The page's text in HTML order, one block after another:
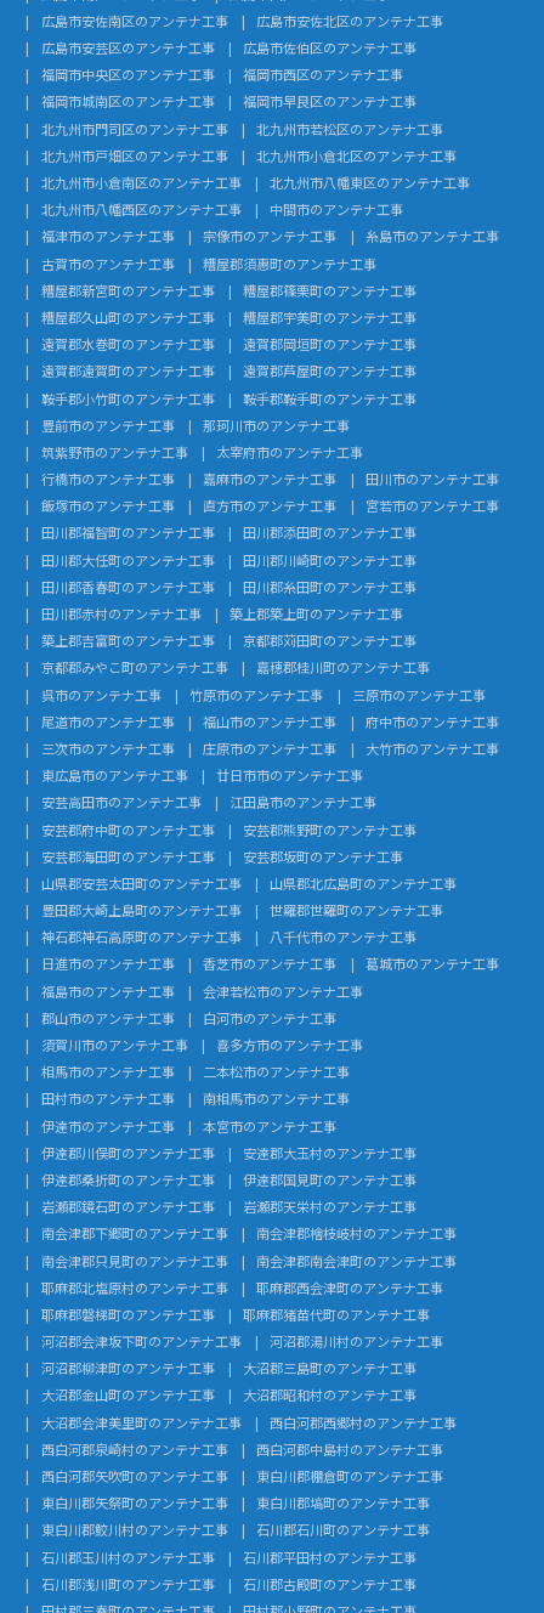
広島市安佐南区のアンテナ工事
広島市安佐北区のアンテナ工事
広島市安芸区のアンテナ工事
広島市佐伯区のアンテナ工事
福岡市中央区のアンテナ工事
福岡市西区のアンテナ工事
福岡市城南区のアンテナ工事
福岡市早良区のアンテナ工事
北九州市門司区のアンテナ工事
北九州市若松区のアンテナ工事
北九州市戸畑区のアンテナ工事
北九州市小倉北区のアンテナ工事
北九州市小倉南区のアンテナ工事
北九州市八幡東区のアンテナ工事
北九州市八幡西区のアンテナ工事
中間市のアンテナ工事
福津市のアンテナ工事
宗像市のアンテナ工事
糸島市のアンテナ工事
古賀市のアンテナ工事
糟屋郡須惠町のアンテナ工事
糟屋郡新宮町のアンテナ工事
糟屋郡篠栗町のアンテナ工事
糟屋郡久山町のアンテナ工事
糟屋郡宇美町のアンテナ工事
遠賀郡水巻町のアンテナ工事
遠賀郡岡垣町のアンテナ工事
遠賀郡遠賀町のアンテナ工事
遠賀郡芦屋町のアンテナ工事
鞍手郡小竹町のアンテナ工事
鞍手郡鞍手町のアンテナ工事
豊前市のアンテナ工事
那珂川市のアンテナ工事
筑紫野市のアンテナ工事
太宰府市のアンテナ工事
行橋市のアンテナ工事
嘉麻市のアンテナ工事
田川市のアンテナ工事
飯塚市のアンテナ工事
直方市のアンテナ工事
宮若市のアンテナ工事
田川郡福智町のアンテナ工事
田川郡添田町のアンテナ工事
田川郡大任町のアンテナ工事
田川郡川崎町のアンテナ工事
田川郡香春町のアンテナ工事
田川郡糸田町のアンテナ工事
田川郡赤村のアンテナ工事
築上郡築上町のアンテナ工事
築上郡吉富町のアンテナ工事
京都郡苅田町のアンテナ工事
京都郡みやこ町のアンテナ工事
嘉穂郡桂川町のアンテナ工事
呉市のアンテナ工事
竹原市のアンテナ工事
三原市のアンテナ工事
尾道市のアンテナ工事
福山市のアンテナ工事
府中市のアンテナ工事
三次市のアンテナ工事
庄原市のアンテナ工事
大竹市のアンテナ工事
東広島市のアンテナ工事
廿日市市のアンテナ工事
安芸高田市のアンテナ工事
江田島市のアンテナ工事
安芸郡府中町のアンテナ工事
安芸郡熊野町のアンテナ工事
安芸郡海田町のアンテナ工事
安芸郡坂町のアンテナ工事
山県郡安芸太田町のアンテナ工事
山県郡北広島町のアンテナ工事
豊田郡大崎上島町のアンテナ工事
世羅郡世羅町のアンテナ工事
神石郡神石高原町のアンテナ工事
八千代市のアンテナ工事
日進市のアンテナ工事
香芝市のアンテナ工事
葛城市のアンテナ工事
福島市のアンテナ工事
会津若松市のアンテナ工事
郡山市のアンテナ工事
白河市のアンテナ工事
須賀川市のアンテナ工事
喜多方市のアンテナ工事
相馬市のアンテナ工事
二本松市のアンテナ工事
田村市のアンテナ工事
南相馬市のアンテナ工事
伊達市のアンテナ工事
本宮市のアンテナ工事
伊達郡川俣町のアンテナ工事
安達郡大玉村のアンテナ工事
伊達郡桑折町のアンテナ工事
伊達郡国見町のアンテナ工事
岩瀬郡鏡石町のアンテナ工事
岩瀬郡天栄村のアンテナ工事
南会津郡下郷町のアンテナ工事
南会津郡檜枝岐村のアンテナ工事
南会津郡只見町のアンテナ工事
南会津郡南会津町のアンテナ工事
耶麻郡北塩原村のアンテナ工事
耶麻郡西会津町のアンテナ工事
耶麻郡磐梯町のアンテナ工事
耶麻郡猪苗代町のアンテナ工事
河沼郡会津坂下町のアンテナ工事
河沼郡湯川村のアンテナ工事
河沼郡柳津町のアンテナ工事
大沼郡三島町のアンテナ工事
大沼郡金山町のアンテナ工事
大沼郡昭和村のアンテナ工事
大沼郡会津美里町のアンテナ工事
西白河郡西郷村のアンテナ工事
西白河郡泉崎村のアンテナ工事
西白河郡中島村のアンテナ工事
西白河郡矢吹町のアンテナ工事
東白川郡棚倉町のアンテナ工事
東白川郡矢祭町のアンテナ工事
東白川郡塙町のアンテナ工事
東白川郡鮫川村のアンテナ工事
石川郡石川町のアンテナ工事
石川郡玉川村のアンテナ工事
石川郡平田村のアンテナ工事
石川郡浅川町のアンテナ工事
石川郡古殿町のアンテナ工事